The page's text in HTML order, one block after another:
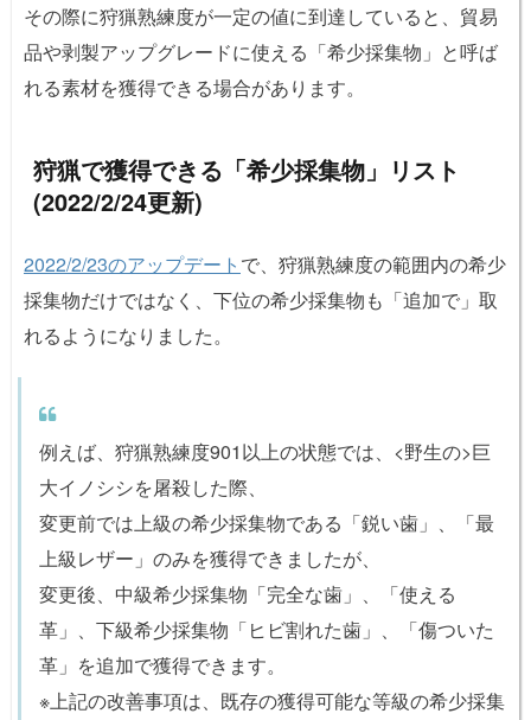
その際に狩猟熟練度が一定の値に到達していると、貿易
品や剥製アップグレードに使える「希少採集物」と呼ば
れる素材を獲得できる場合があります。
狩猟で獲得できる「希少採集物」リスト
(2022/2/24更新)
2022/2/23のアップデート で、狩猟熟練度の範囲内の希少
採集物だけではなく、下位の希少採集物も「追加で」取
れるようになりました。
例えば、狩猟熟練度901以上の状態では、<野生の>巨
大イノシシを屠殺した際、
変更前では上級の希少採集物である「鋭い歯」、「最
上級レザー」のみを獲得できましたが、
変更後、中級希少採集物「完全な歯」、「使える
革」、下級希少採集物「ヒビ割れた歯」、「傷ついた
革」を追加で獲得できます。
※上記の改善事項は、既存の獲得可能な等級の希少採集